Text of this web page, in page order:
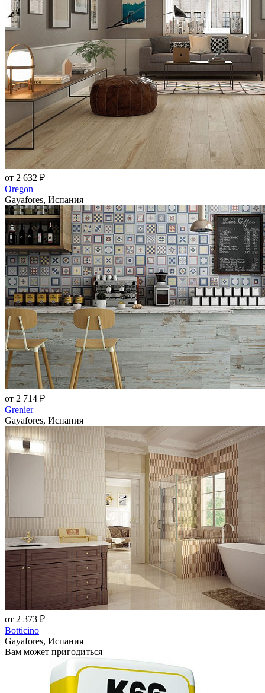
от 2 632 ₽
Oregon
Gayafores, Испания
от 2 714 ₽
Grenier
Gayafores, Испания
от 2 373 ₽
Botticino
Gayafores, Испания
Вам может пригодиться